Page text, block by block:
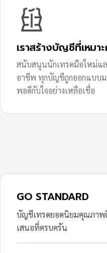
เราสร้างบัญชีที่เหม
สนับสนุนนักเทรดมือใหม่แล
อาชีพ ทุกบัญชีถูกออกแบบ
พอดีกับใจอย่างเหลือเชื่อ
GO STANDARD
บัญชีเทรดยอดนิยมคุณภาพ
เสนอที่ครบครัน